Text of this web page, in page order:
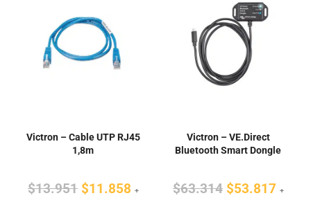
Victron – Cable UTP RJ45
1,8m
$13.951 El
$11.858El
+
Victron – VE.Direct
Bluetooth Smart Dongle
$63.314 El
$53.817El
+